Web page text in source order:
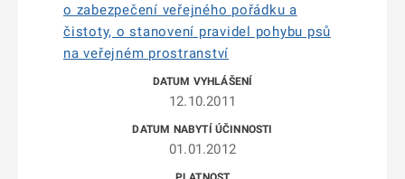
o zabezpečení veřejného pořádku a
čistoty, o stanovení pravidel pohybu psů
na veřejném prostranství
12.10.2011
01.01.2012